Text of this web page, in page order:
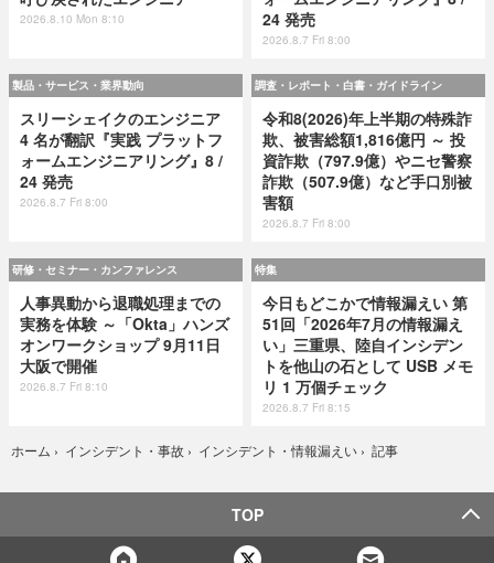
2026.8.10 Mon 8:10
24 発売
2026.8.7 Fri 8:00
製品・サービス・業界動向
スリーシェイクのエンジニア
4 名が翻訳『実践 プラットフ
ォームエンジニアリング』8 /
24 発売
2026.8.7 Fri 8:00
調査・レポート・白書・ガイドライン
令和8(2026)年上半期の特殊詐
欺、被害総額1,816億円 ～ 投
資詐欺（797.9億）やニセ警察
詐欺（507.9億）など手口別被
害額
2026.8.7 Fri 8:00
研修・セミナー・カンファレンス
人事異動から退職処理までの
実務を体験 ～「Okta」ハンズ
オンワークショップ 9月11日
大阪で開催
2026.8.7 Fri 8:10
特集
今日もどこかで情報漏えい 第
51回「2026年7月の情報漏え
い」三重県、陸自インシデン
トを他山の石として USB メモ
リ 1 万個チェック
2026.8.7 Fri 8:15
ホーム › インシデント・事故 › インシデント・情報漏えい › 記事
TOP